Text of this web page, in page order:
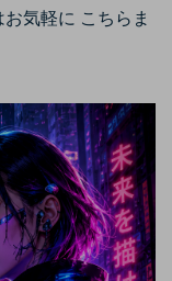
気軽に こちらま